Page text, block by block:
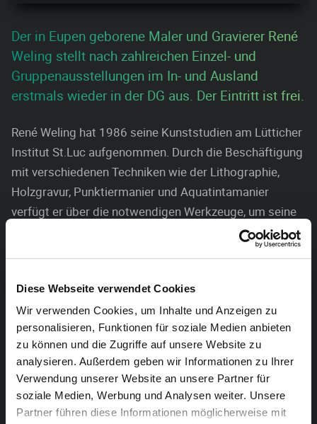
Diese Webseite verwendet Cookies
Wir verwenden Cookies, um Inhalte und Anzeigen zu
personalisieren, Funktionen für soziale Medien anbieten
zu können und die Zugriffe auf unsere Website zu
analysieren. Außerdem geben wir Informationen zu Ihrer
Verwendung unserer Website an unsere Partner für
soziale Medien, Werbung und Analysen weiter. Unsere
Partner führen diese Informationen möglicherweise mit
Der in Eupen geborene Maler und Gravierer René
Weling stellt nach zahlreichen Einzel- und
Gruppenausstellungen im In- und Ausland
erstmals wieder in der DG aus. Der Eintritt ist frei.
René Weling hat 1986 seine Kunststudien am Lütticher
Institut St.Luc aufgenommen. Durch die Beschäftigung
mit verschiedenen Techniken wie der Lithographie,
Holzgravur, Punktiermanier und Aquatintamanier
verfügt er über die notwendigen Werkzeuge, um seine
Lieblingsthemen „Raum“ und „Rhythmus“ künstlerisch
auszuloten. Diese beiden Konstanten findet er in
wieder. In Eupen präsentiert er u.a. Holzdrucke,
Kupferstiche, Kaltnadelradierungen und Ölmalereien.
Welings Werke befinden sich u.a. in den öffentlichen
Sammlungen der Bibliothèque Nationale du Québec,
Montréal sowie der Bibliothèque Nationale du Canada,
Ottawa.